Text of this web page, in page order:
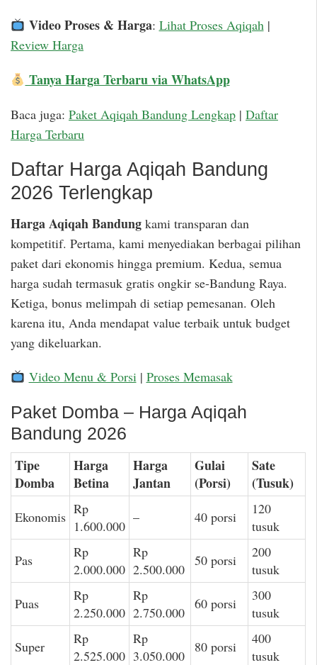
Video Proses & Harga: Lihat Proses Aqiqah|
Review Harga
Tanya Harga Terbaru via WhatsApp
Baca juga: Paket Aqiqah Bandung Lengkap | Daftar
Harga Terbaru
Daftar Harga Aqiqah Bandung
2026 Terlengkap
Harga Aqiqah Bandung kami transparan dan
kompetitif. Pertama, kami menyediakan berbagai pilihan
paket dari ekonomis hingga premium. Kedua, semua
harga sudah termasuk gratis ongkir se-Bandung Raya.
Ketiga, bonus melimpah di setiap pemesanan. Oleh
karena itu, Anda mendapat value terbaik untuk budget
yang dikeluarkan.
Video Menu & Porsi| Proses Memasak
Paket Domba – Harga Aqiqah
Bandung 2026
Tipe
Domba
Harga
Betina
Harga
Jantan
Gulai
(Porsi)
Sate
(Tusuk)
Ekonomis Rp
1.600.000
– 40 porsi
120
tusuk
Pas
Rp
2.000.000
Rp
2.500.000
50 porsi
200
tusuk
Puas
Rp
2.250.000
Rp
2.750.000
60 porsi
300
tusuk
Super
Rp
2.525.000
Rp
3.050.000
80 porsi
400
tusuk